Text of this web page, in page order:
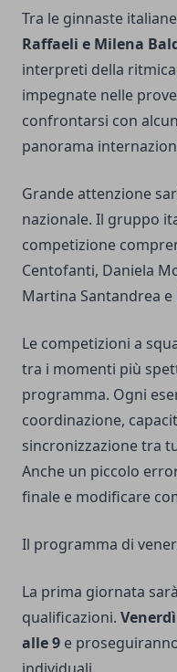
Tra le ginnaste
Raffaeli e Milena
interpreti della
impegnate nelle
confrontarsi con
panorama
Grande attenzione
nazionale. Il gruppo
competizione
Centofanti, Daniela
Martina Santandrea e
Le competizioni a
tra i momenti più
programma. Ogni
coordinazione,
sincronizzazione tra
Anche un piccolo
finale e modificare
Il programma di
La prima giornata
qualificazioni.
alle 9 e
individuali.